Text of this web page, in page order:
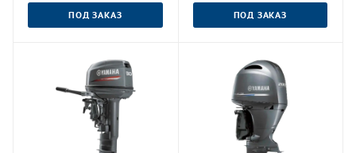
ПОД ЗАКАЗ ПОД ЗАКАЗ